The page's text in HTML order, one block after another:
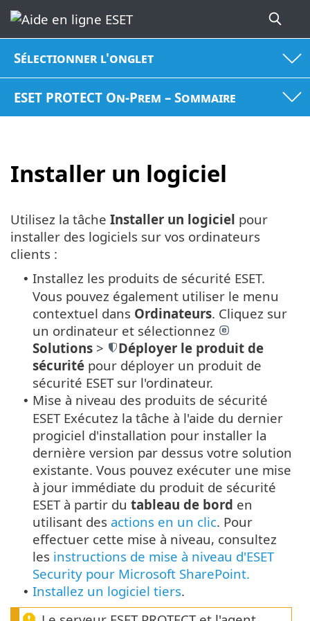
Sélectionner l'onglet
ESET PROTECT On-Prem – Sommaire
Installer un logiciel
Utilisez la tâche Installer un logiciel pour
installer des logiciels sur vos ordinateurs
clients :
• Installez les produits de sécurité ESET.
Vous pouvez également utiliser le menu
contextuel dans Ordinateurs. Cliquez sur
un ordinateur et sélectionnez
Solutions >
Déployer le produit de
sécurité pour déployer un produit de
sécurité ESET sur l'ordinateur.
• Mise à niveau des produits de sécurité
ESET Exécutez la tâche à l'aide du dernier
progiciel d'installation pour installer la
dernière version par dessus votre solution
existante. Vous pouvez exécuter une mise
à jour immédiate du produit de sécurité
ESET à partir du tableau de bord en
utilisant des actions en un clic. Pour
effectuer cette mise à niveau, consultez
les instructions de mise à niveau d'ESET
Security pour Microsoft SharePoint.
• Installez un logiciel tiers.